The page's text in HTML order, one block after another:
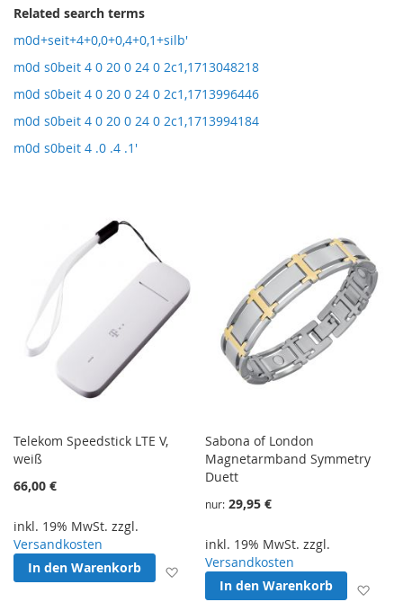
Related search terms
m0d+seit+4+0,0+0,4+0,1+silb'
m0d s0beit 4 0 20 0 24 0 2c1,1713048218
m0d s0beit 4 0 20 0 24 0 2c1,1713996446
m0d s0beit 4 0 20 0 24 0 2c1,1713994184
m0d s0beit 4 .0 .4 .1'
Telekom Speedstick LTE V,
weiß
66,00 €
inkl. 19% MwSt. zzgl.
Versandkosten
In den Warenkorb
Zur Wunschliste hinzufügen
Sabona of London
Magnetarmband Symmetry
Duett
nur 29,95 €
inkl. 19% MwSt. zzgl.
Versandkosten
In den Warenkorb